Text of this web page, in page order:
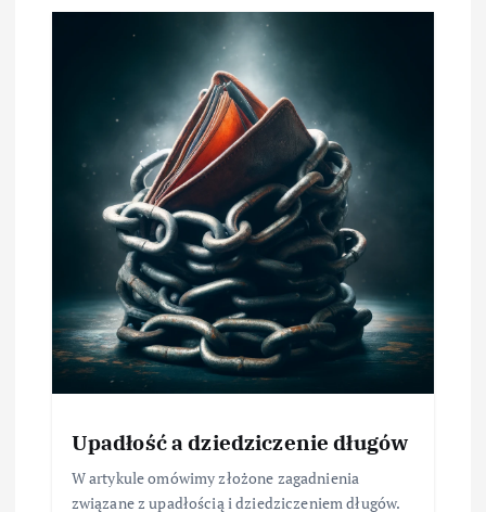
Upadłość a dziedziczenie długów
W artykule omówimy złożone zagadnienia
związane z upadłością i dziedziczeniem długów.